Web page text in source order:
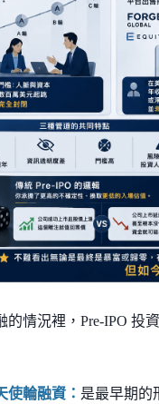
的情況裡，Pre-IPO 投
使輪融資： 是最早期的